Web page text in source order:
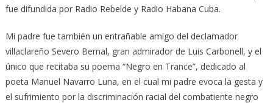
fue difundida por Radio Rebelde y Radio Habana Cuba.
Mi padre fue también un entrañable amigo del declamador
villaclareño Severo Bernal, gran admirador de Luis Carbonell, y el
único que recitaba su poema “Negro en Trance”, dedicado al
poeta Manuel Navarro Luna, en el cual mi padre evoca la gesta y
el sufrimiento por la discriminación racial del combatiente negro